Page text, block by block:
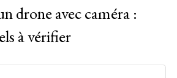
drone avec caméra :
à vérifier